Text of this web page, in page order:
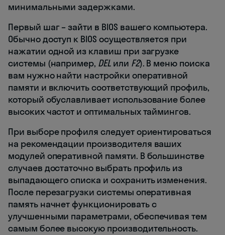
минимальными задержками.
Первый шаг – зайти в BIOS вашего компьютера.
Обычно доступ к BIOS осуществляется при
нажатии одной из клавиш при загрузке
системы (например, DELили F2). В меню поиска
вам нужно найти настройки оперативной
памяти и включить соответствующий профиль,
который обуславливает использование более
высоких частот и оптимальных таймингов.
При выборе профиля следует ориентироваться
на рекомендации производителя ваших
модулей оперативной памяти. В большинстве
случаев достаточно выбрать профиль из
выпадающего списка и сохранить изменения.
После перезагрузки системы оперативная
память начнет функционировать с
улучшенными параметрами, обеспечивая тем
самым более высокую производительность.